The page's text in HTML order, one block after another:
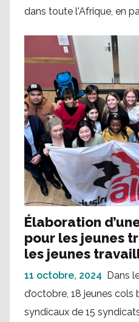
dans toute l'Afrique, en
Élaboration
pour les jeunes
les jeunes
11 octobre, 2024
Dans
d’octobre, 18 jeunes
syndicaux de 15